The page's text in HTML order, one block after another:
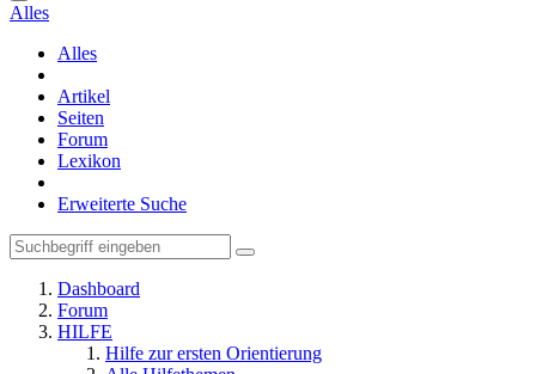
Alles
Alles
Artikel
Seiten
Forum
Lexikon
Erweiterte Suche
Dashboard
Forum
HILFE
Hilfe zur ersten Orientierung